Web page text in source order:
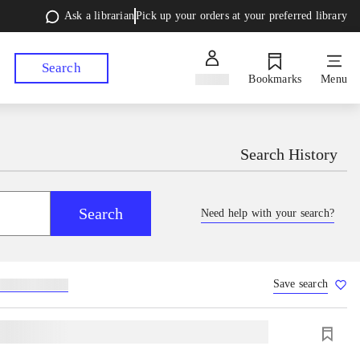
Ask a librarianPick up your orders at your preferred library
Search
Bookmarks Menu
Search History
Search Need help with your search?
Save search